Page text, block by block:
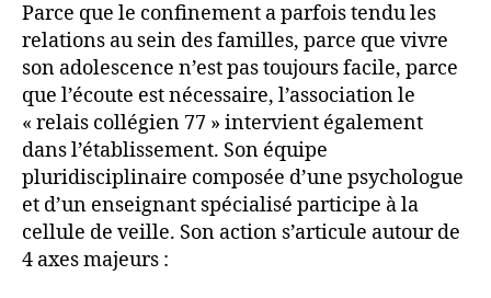
Parce que le confinement a parfois tendu les
relations au sein des familles, parce que vivre
son adolescence n’est pas toujours facile, parce
que l’écoute est nécessaire, l’association le
« relais collégien 77 » intervient également
dans l’établissement. Son équipe
pluridisciplinaire composée d’une psychologue
et d’un enseignant spécialisé participe à la
cellule de veille. Son action s’articule autour de
4 axes majeurs :